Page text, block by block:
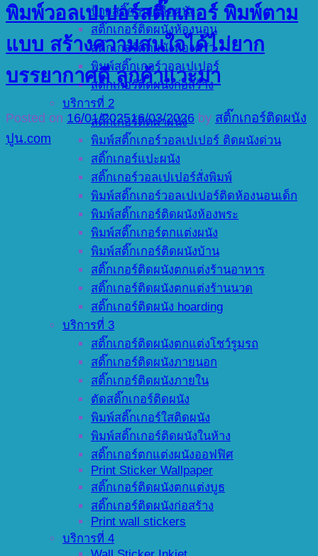
ป้ายสติ๊กเกอร์ติดผนัง
สติ๊กเกอร์ติดผนังห้องนอน
สติ๊กเกอร์ติดผนังห้องครัว
พิมพ์สติ๊กเกอร์วอลเปเปอร์
สติ๊กเกอร์ติดผนังก่อสร้าง
บริการที่ 2
สติ๊กเกอร์ติดฝาผนัง
พิมพ์สติ๊กเกอร์วอลเปเปอร์ ติดผนังด่วน
สติ๊กเกอร์แปะผนัง
สติ๊กเกอร์วอลเปเปอร์สั่งพิมพ์
พิมพ์สติ๊กเกอร์วอลเปเปอร์ติดห้องนอนเด็ก
พิมพ์สติ๊กเกอร์ติดผนังห้องพระ
พิมพ์สติ๊กเกอร์ตกแต่งผนัง
พิมพ์สติ๊กเกอร์ติดผนังบ้าน
สติ๊กเกอร์ติดผนังตกแต่งร้านอาหาร
สติ๊กเกอร์ติดผนังตกแต่งร้านนวด
สติ๊กเกอร์ติดผนัง hoarding
บริการที่ 3
สติ๊กเกอร์ติดผนังตกแต่งโชว์รูมรถ
สติ๊กเกอร์ติดผนังภายนอก
สติ๊กเกอร์ติดผนังภายใน
ตัดสติ๊กเกอร์ติดผนัง
พิมพ์สติ๊กเกอร์ใสติดผนัง
พิมพ์สติ๊กเกอร์ติดผนังในห้าง
สติ๊กเกอร์ตกแต่งผนังออฟฟิศ
Print Sticker Wallpaper
สติ๊กเกอร์ติดผนังตกแต่งบูธ
สติ๊กเกอร์ติดผนังก่อสร้าง
Print wall stickers
บริการที่ 4
พิมพ์วอลเปเปอร์สติ๊กเกอร์ พิมพ์ตาม
แบบ สร้างความสนใจได้ไม่ยาก
บรรยากาศดี ลูกค้าแวะมา
Posted on 16/01/202516/03/2026 by สติ๊กเกอร์ติดผนัง
ปูน.com